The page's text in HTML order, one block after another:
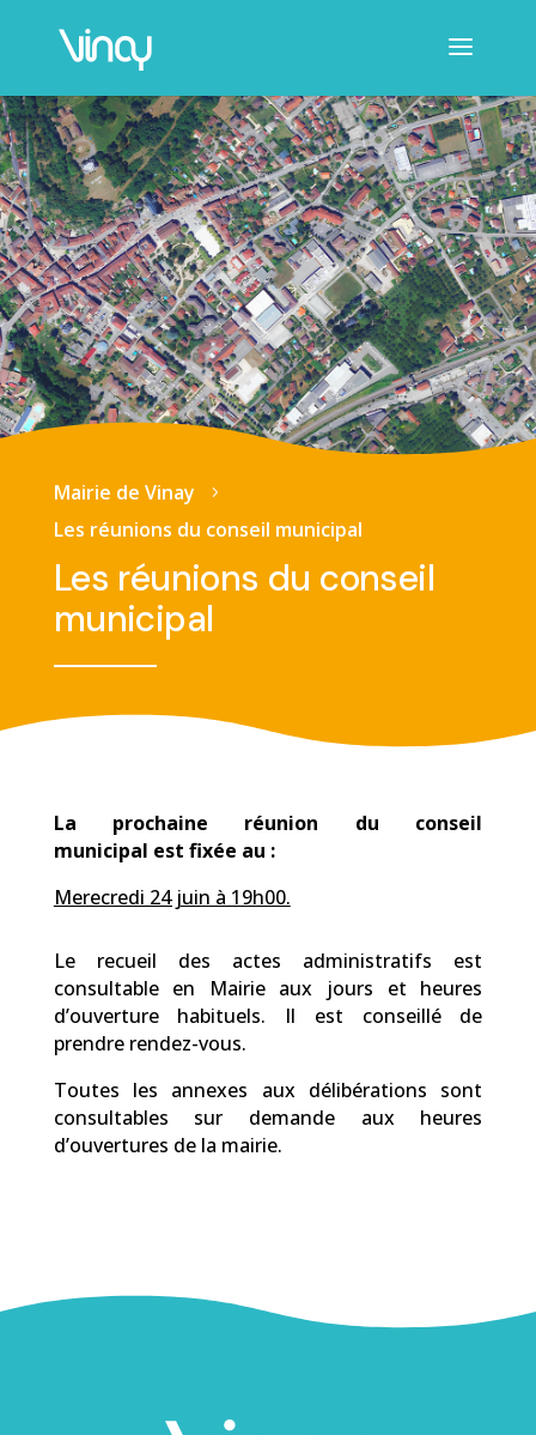
Mairie de Vinay 5
Les réunions du conseil municipal
Les réunions du conseil
municipal
La prochaine réunion du conseil
municipal est fixée au :
Merecredi 24 juin à 19h00.
Le recueil des actes administratifs est
consultable en Mairie aux jours et heures
d’ouverture habituels. Il est conseillé de
prendre rendez-vous.
Toutes les annexes aux délibérations sont
consultables sur demande aux heures
d’ouvertures de la mairie.